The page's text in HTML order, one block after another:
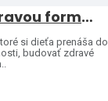
Ako naučiť deti trpezlivosti hravou formou
si dieťa prenáša do
budovať zdravé